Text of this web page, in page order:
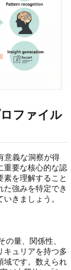
ファイル
意義な洞察が得
重要な核心的な認
素を理解すること
た強みを特定でき
きましょう。
量、関係性、
キュリアを持つ多
域です。数えられ